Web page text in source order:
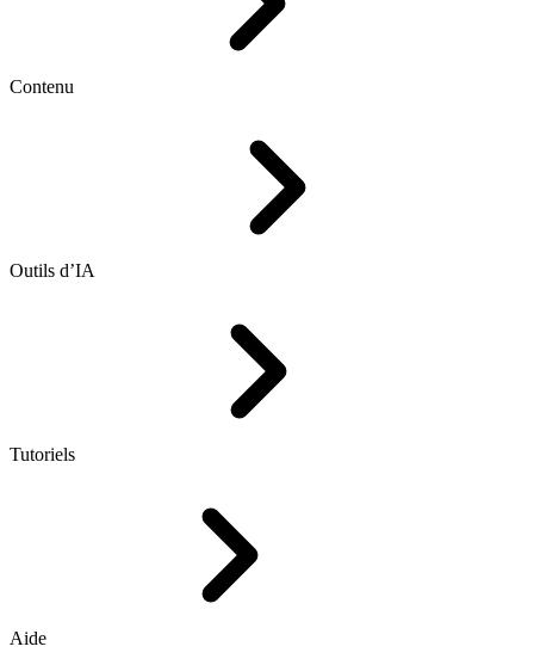
Contenu
Outils d’IA
Tutoriels
Aide